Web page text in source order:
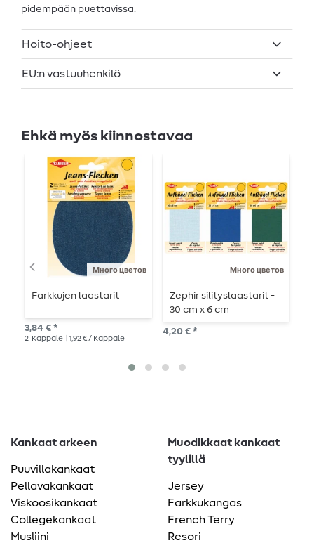
pidempään puettavissa.
Hoito-ohjeet
EU:n vastuuhenkilö
Ehkä myös kiinnostavaa
Много цветов
Farkkujen laastarit
3,84 € *
2 Kappale | 1,92 € / Kappale
Много цветов
Zephir silityslaastarit -
30 cm x 6 cm
4,20 € *
Kankaat arkeen
Puuvillakankaat
Pellavakankaat
Viskoosikankaat
Collegekankaat
Musliini
Muodikkaat kankaat
tyylillä
Jersey
Farkkukangas
French Terry
Resori